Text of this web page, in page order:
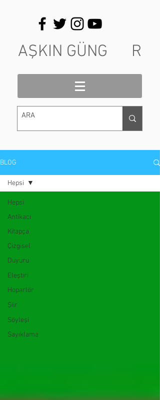
AŞKIN GÜNG R
BLOG
Hepsi
Antikacı
Kitapça
Çizgisel
Duyuru
Eleştiri
Hoparlör
Şiir
Söyleşi
Sayıklama
Hepsi